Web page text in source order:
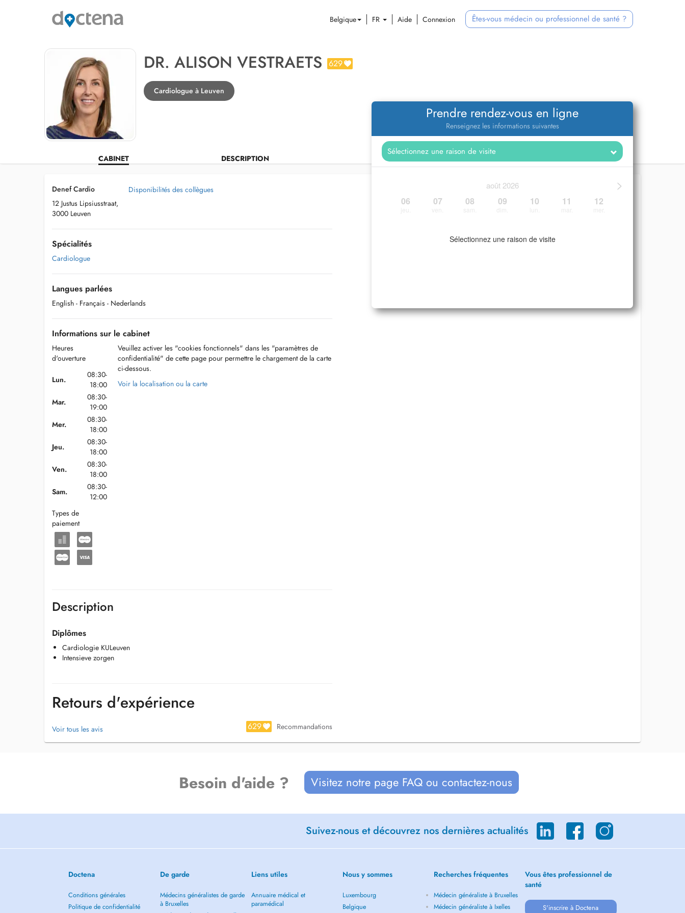
Belgique FR Aide Connexion Êtes-vous médecin ou professionnel de santé ?
DR. ALISON VESTRAETS 629
Cardiologue à Leuven
CABINET DESCRIPTION
Prendre rendez-vous en ligne
Renseignez les informations suivantes
>
août 2026
06 07 08 09 10 11 12
Sélectionnez une raison de visite
Denef Cardio
12 Justus Lipsiusstraat,
3000 Leuven
Disponibilités des collègues
Spécialités
Cardiologue
Langues parlées
English - Français - Nederlands
Informations sur le cabinet
Heures
d'ouverture
Lun.
08:30-
18:00
Mar.
08:30-
19:00
Mer.
08:30-
18:00
Jeu.
08:30-
18:00
Ven.
08:30-
18:00
Sam.
08:30-
12:00
Types de
paiement
Veuillez activer les "cookies fonctionnels" dans les "paramètres de
confidentialité" de cette page pour permettre le chargement de la carte
ci-dessous.
Voir la localisation ou la carte
Description
Diplômes
Cardiologie KULeuven
Intensieve zorgen
Retours d'expérience
Voir tous les avis 629 Recommandations
Besoin d'aide ? Visitez notre page FAQ ou contactez-nous
Suivez-nous et découvrez nos dernières actualités
Doctena
Conditions générales
Politique de confidentialité
De garde
Médecins généralistes de garde
à Bruxelles
Liens utiles
Annuaire médical et
paramédical
Nous y sommes
Luxembourg
Belgique
Recherches fréquentes
Médecin généraliste à Bruxelles
Médecin généraliste à Ixelles
Vous êtes professionnel de
santé
S'inscrire à Doctena